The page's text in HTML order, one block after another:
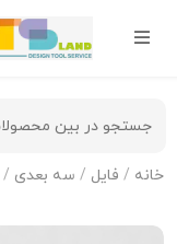
خانه / فایل / سه بعدی /